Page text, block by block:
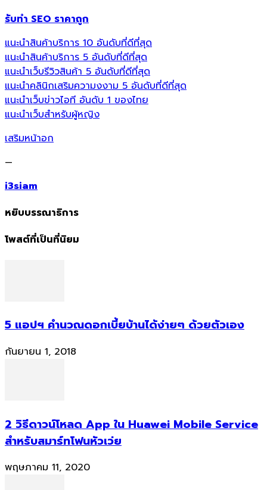
รับทำ SEO ราคาถูก
แนะนำสินค้าบริการ 10 อันดับที่ดีที่สุด
แนะนำสินค้าบริการ 5 อันดับที่ดีที่สุด
แนะนำเว็บรีวิวสินค้า 5 อันดับที่ดีที่สุด
แนะนำคลินิกเสริมความงงาม 5 อันดับที่ดีที่สุด
แนะนำเว็บข่าวไอที อันดับ 1 ของไทย
แนะนำเว็บสำหรับผู้หญิง
เสริมหน้าอก
—
i3siam
หยิบบรรณาธิการ
โพสต์ที่เป็นที่นิยม
5 แอปฯ คำนวณดอกเบี้ยบ้านได้ง่ายๆ ด้วยตัวเอง
กันยายน 1, 2018
2 วิธีดาวน์โหลด App ใน Huawei Mobile Service
สำหรับสมาร์ทโฟนหัวเว่ย
พฤษภาคม 11, 2020